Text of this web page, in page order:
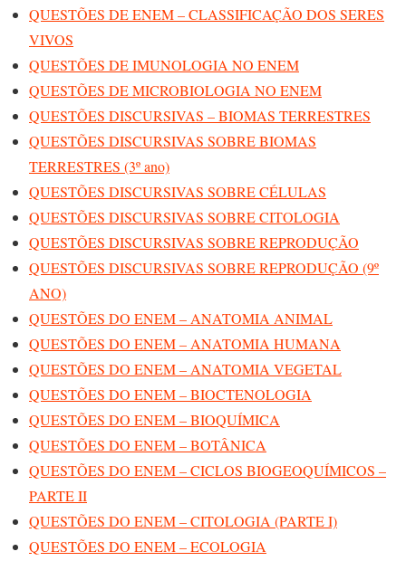
QUESTÕES DE ENEM – CLASSIFICAÇÃO DOS SERES
VIVOS
QUESTÕES DE IMUNOLOGIA NO ENEM
QUESTÕES DE MICROBIOLOGIA NO ENEM
QUESTÕES DISCURSIVAS – BIOMAS TERRESTRES
QUESTÕES DISCURSIVAS SOBRE BIOMAS
TERRESTRES (3º ano)
QUESTÕES DISCURSIVAS SOBRE CÉLULAS
QUESTÕES DISCURSIVAS SOBRE CITOLOGIA
QUESTÕES DISCURSIVAS SOBRE REPRODUÇÃO
QUESTÕES DISCURSIVAS SOBRE REPRODUÇÃO (9º
ANO)
QUESTÕES DO ENEM – ANATOMIA ANIMAL
QUESTÕES DO ENEM – ANATOMIA HUMANA
QUESTÕES DO ENEM – ANATOMIA VEGETAL
QUESTÕES DO ENEM – BIOCTENOLOGIA
QUESTÕES DO ENEM – BIOQUÍMICA
QUESTÕES DO ENEM – BOTÂNICA
QUESTÕES DO ENEM – CICLOS BIOGEOQUÍMICOS –
PARTE II
QUESTÕES DO ENEM – CITOLOGIA (PARTE I)
QUESTÕES DO ENEM – ECOLOGIA